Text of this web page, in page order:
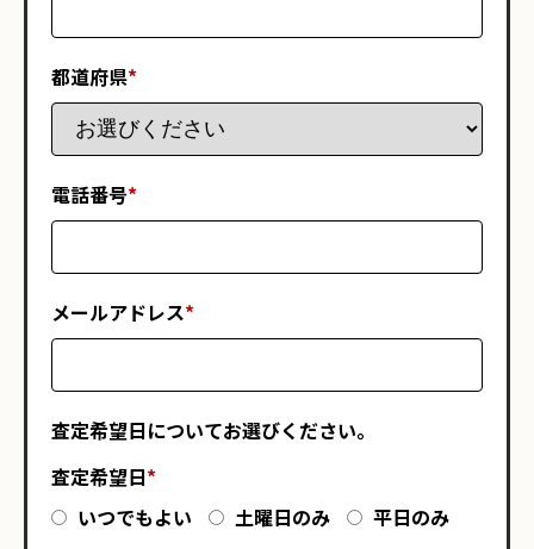
都道府県*
電話番号*
メールアドレス*
査定希望日についてお選びください。
査定希望日*
いつでもよい
土曜日のみ
平日のみ